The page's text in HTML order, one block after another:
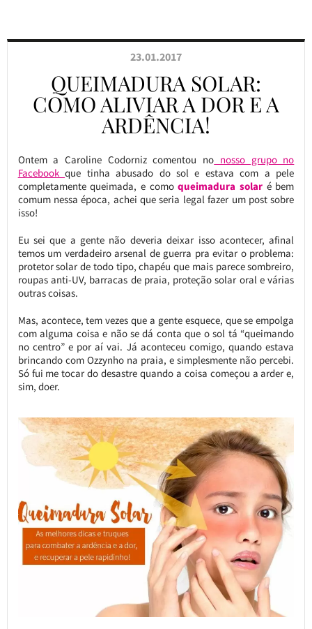
23.01.2017
QUEIMADURA SOLAR:
COMO ALIVIAR A DOR E A
ARDÊNCIA!
Ontem a Caroline Codorniz comentou no nosso grupo no
Facebookque tinha abusado do sol e estava com a pele
completamente queimada, e comoqueimadura solar é bem
comum nessa época, achei que seria legal fazer um post sobre
isso!
Eu sei que a gente não deveria deixar isso acontecer, afinal
temos um verdadeiro arsenal de guerra pra evitar o problema:
protetor solar de todo tipo, chapéu que mais parece sombreiro,
roupas anti-UV, barracas de praia, proteção solar oral e várias
outras coisas.
Mas, acontece, tem vezes que a gente esquece, que se empolga
com alguma coisa e não se dá conta que o sol tá “queimando
no centro” e por aí vai. Já aconteceu comigo, quando estava
brincando com Ozzynho na praia, e simplesmente não percebi.
Só fui me tocar do desastre quando a coisa começou a arder e,
sim, doer.